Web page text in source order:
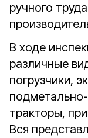
ручного
В ходе
различные
погрузчики,
тракторы,
Вся